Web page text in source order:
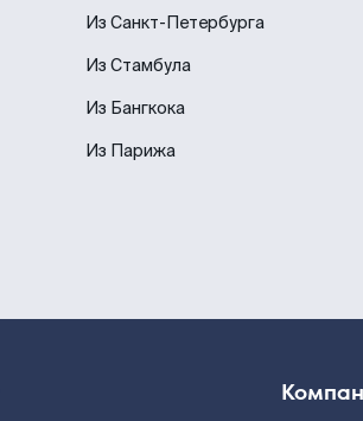
Из Санкт-Петербурга
Из Стамбула
Из Бангкока
Из Парижа